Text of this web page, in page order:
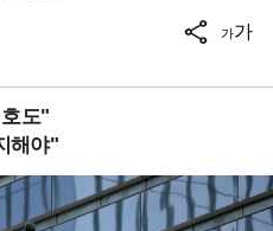
가가
도"
해야"